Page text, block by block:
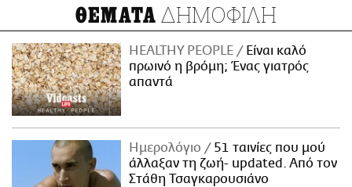
ΘΕΜΑΤΑ ΔΗΜΟΦΙΛΗ
HEALTHY PEOPLE
Είναι καλό
πρωινό η βρόμη; Ένας γιατρός
απαντά
Ημερολόγιο
51 ταινίες που μού
άλλαξαν τη ζωή- updated. Aπό τον
Στάθη Τσαγκαρουσιάνο